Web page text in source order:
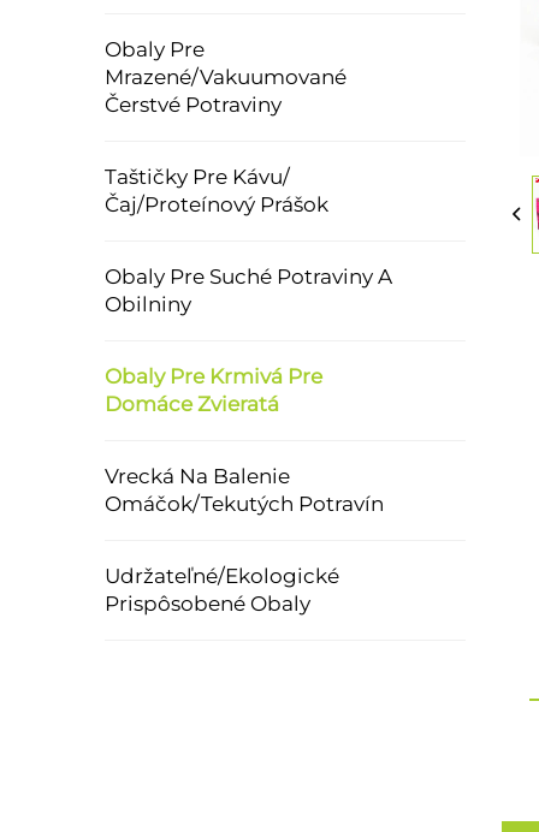
Obaly Pre
Mrazené/Vakuumované
Čerstvé Potraviny
Taštičky Pre Kávu/
Čaj/Proteínový Prášok
Obaly Pre Suché Potraviny A
Obilniny
Obaly Pre Krmivá Pre
Domáce Zvieratá
Vrecká Na Balenie
Omáčok/Tekutých Potravín
Udržateľné/Ekologické
Prispôsobené Obaly